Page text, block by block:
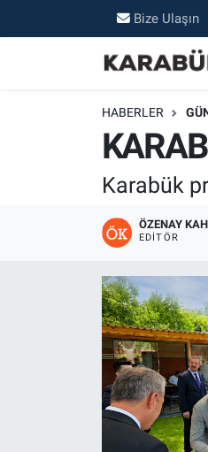
Bize Ulaşın
HABERLER
Karabük
ÖZENAY
EDITÖR